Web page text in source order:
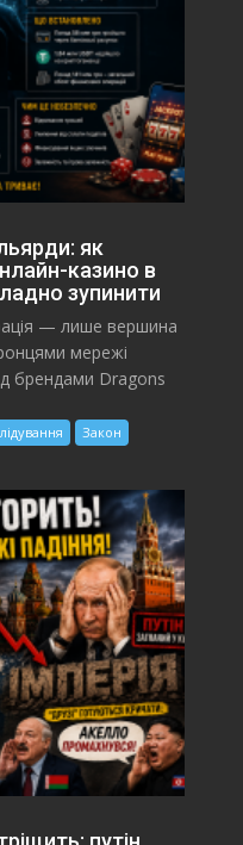
як
казино в
зупинити
— лише вершина
мережі
брендами Dragons
Закон